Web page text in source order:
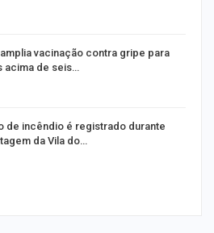
vacinação contra gripe para
acima de seis…
de incêndio é registrado durante
da Vila do…